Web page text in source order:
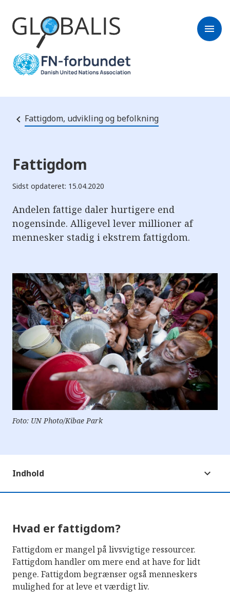
menu
Fattigdom, udvikling og befolkning
Fattigdom
Sidst opdateret: 15.04.2020
Andelen fattige daler hurtigere end
nogensinde. Alligevel lever millioner af
mennesker stadig i ekstrem fattigdom.
Foto: UN Photo/Kibae Park
Indhold
Hvad er fattigdom?
Fattigdom er mangel på livsvigtige ressourcer.
Fattigdom handler om mere end at have for lidt
penge. Fattigdom begrænser også menneskers
mulighed for at leve et værdigt liv.